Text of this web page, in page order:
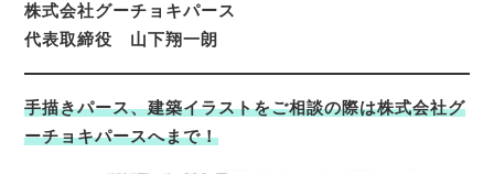
株式会社グーチョキパース
代表取締役 山下翔一朗
手描きパース、建築イラストをご相談の際は株式会社グ
ーチョキパースへまで！